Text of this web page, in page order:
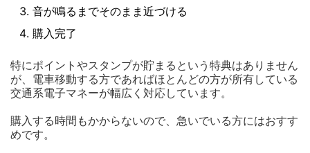
音が鳴るまでそのまま近づける
購入完了
特にポイントやスタンプが貯まるという特典はありません
が、電車移動する方であればほとんどの方が所有している
交通系電子マネーが幅広く対応しています。
購入する時間もかからないので、急いでいる方にはおすす
めです。